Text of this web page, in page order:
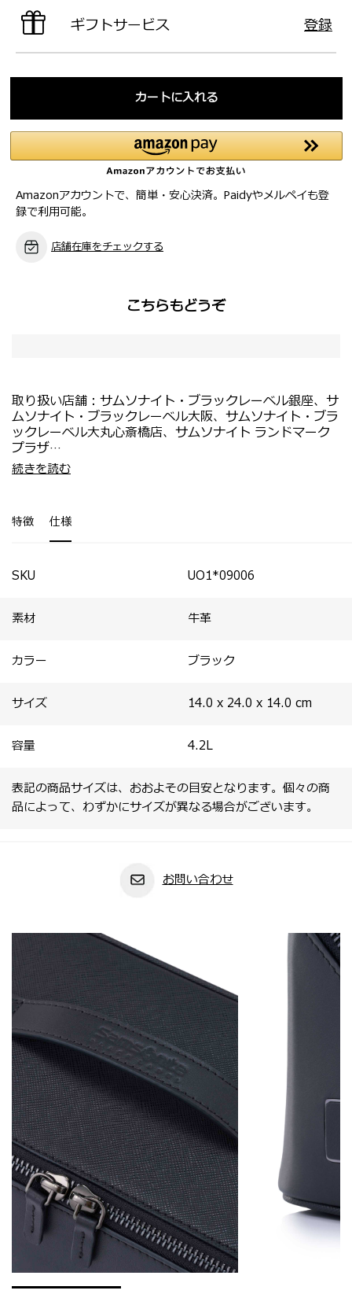
ギフトサービス 登録
カートに入れる
Amazonアカウントで、簡単・安心決済。Paidyやメルペイも登
録で利用可能。
店舗在庫をチェックする
こちらもどうぞ
取り扱い店舗：サムソナイト・ブラックレーベル銀座、サ
ムソナイト・ブラックレーベル大阪、サムソナイト・ブラ
ックレーベル大丸心斎橋店、サムソナイト ランドマーク
プラザ
・上質な素材づかいが魅力の「マイルス」コレクション。
・アクセサリー、時計やアイウェア等を美しく収納できる
・旅先でもスマートに持ち運べる設計で、自分へのご褒美
やギフトにもおすすめ。
・上質感と機能性を兼ね備え、インテリアとしても楽しめ
・牛革を使用し、撥水加工や人工スウェードの内装*な
・アメニティを持ち運べるバニティ型バッグ。開いた状態
で自立します。
・ファスナーやロゴはメタルブラックで統一。
・トラベル用サイズのアメニティを立てて収納できる高さ
があります。
続きを読む
特徴 仕様
SKU UO1*09006
素材 牛革
カラー ブラック
サイズ 14.0 x 24.0 x 14.0 cm
容量 4.2L
表記の商品サイズは、おおよその目安となります。個々の商
品によって、わずかにサイズが異なる場合がございます。
お問い合わせ